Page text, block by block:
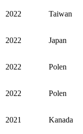
2022 Taiwan
2022 Japan
2022 Polen
2022 Polen
2021 Kanada